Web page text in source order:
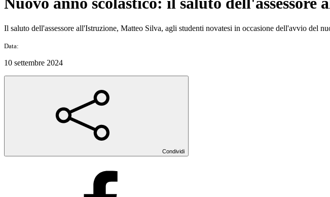
Il saluto dell'assessore all'Istruzione, Matteo Silva, agli studenti novatesi in occasione dell'avvio del
Data:
10 settembre 2024
Condividi